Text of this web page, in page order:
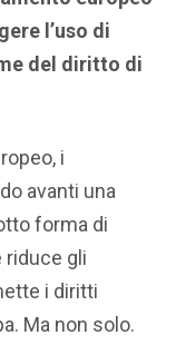
l’uso di
del diritto di
i
avanti una
forma di
riduce gli
i diritti
Ma non solo.